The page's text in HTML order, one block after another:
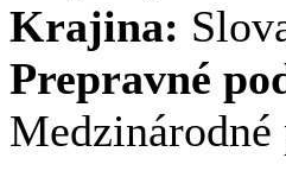
Krajina:
Prepravné
Medzinárodné